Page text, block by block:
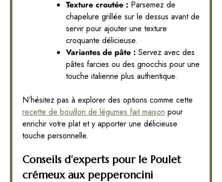
Texture croutée : Parsemez de
chapelure grillée sur le dessus avant de
servir pour ajouter une texture
croquante délicieuse.
Variantes de pâte : Servez avec des
pâtes farcies ou des gnocchis pour une
touche italienne plus authentique.
N’hésitez pas à explorer des options comme cette
recette de bouillon de légumes fait maison pour
enrichir votre plat et y apporter une délicieuse
touche personnelle.
Conseils d’experts pour le Poulet
crémeux aux pepperoncini